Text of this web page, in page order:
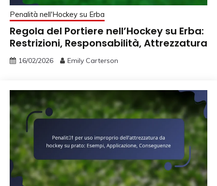
Penalità nell'Hockey su Erba
Regola del Portiere nell’Hockey su Erba:
Restrizioni, Responsabilità, Attrezzatura
16/02/2026 Emily Carterson